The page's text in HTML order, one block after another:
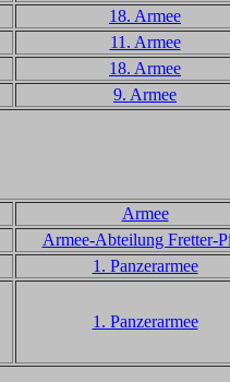
18. Armee
11. Armee
18. Armee
9. Armee
Armee
Armee-Abteilung Fretter-
1. Panzerarmee
1. Panzerarmee